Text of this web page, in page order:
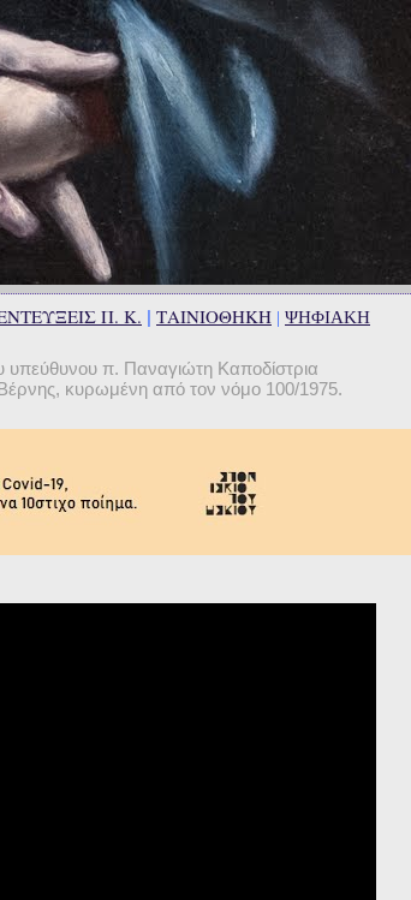
Π. Κ. | ΤΑΙΝΙΟΘΗΚΗ | ΨΗΦΙΑΚΗ
υπεύθυνου π. Παναγιώτη Καποδίστρια
κυρωμένη από τον νόμο 100/1975.